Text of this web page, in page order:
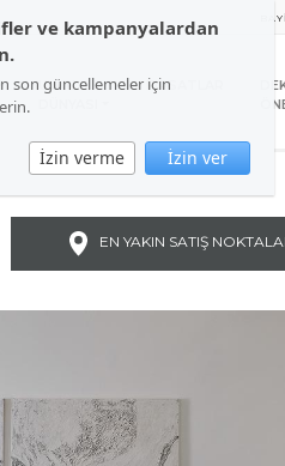
ve kampanyalardan
son güncellemeler için
İzin verme İzin ver
UYKU
FIRSATLAR
EN YAKIN SATIŞ